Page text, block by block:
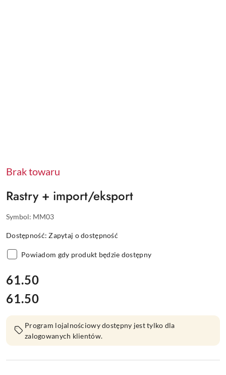
Brak towaru
Rastry + import/eksport
Symbol: MM03
Dostępność:Zapytaj o dostępność
Powiadom gdy produkt będzie dostępny
cena:
61.50
Cena:
61.50
Program lojalnościowy dostępny jest tylko dla
zalogowanych klientów.